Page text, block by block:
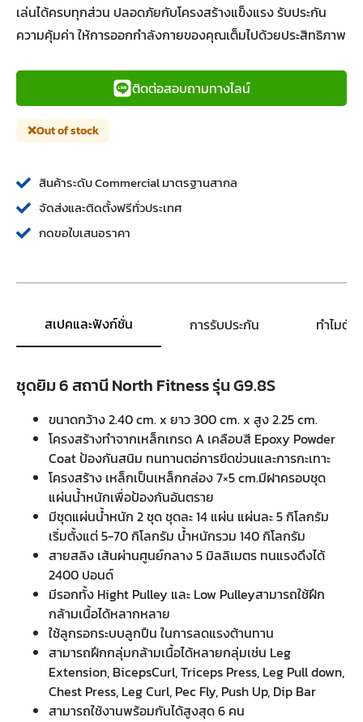
เล่นได้ครบทุกส่วน ปลอดภัยกับโครงสร้างแข็งแรง รับประกัน
ความคุ้มค่า ให้การออกกำลังกายของคุณเต็มไปด้วยประสิทธิภาพ
ติดต่อสอบถามทางไลน์
Out of stock
สินค้าระดับ Commercial มาตรฐานสากล
จัดส่งและติดตั้งฟรีทั่วประเทศ
กดขอใบเสนอราคา
สเปคและฟังก์ชั่น การรับประกัน ทำไมต้
ชุดยิม 6 สถานี North Fitness รุ่น G9.8S
ขนาดกว้าง 2.40 cm. x ยาว 300 cm. x สูง 2.25 cm.
โครงสร้างทำจากเหล็กเกรด A เคลือบสี Epoxy Powder
Coat ป้องกันสนิม ทนทานตอ่การขีดข่วนและการกะเทาะ
โครงสร้าง เหล็กเป็นเหล็กกล่อง 7×5 cm.มีฝาครอบชุด
แผ่นน้ำหนักเพื่อป้องกันอันตราย
มีชุดแผ่นน้ำหนัก 2 ชุด ชุดละ 14 แผ่น แผ่นละ 5 กิโลกรัม
เริ่มตั้งแต่ 5-70 กิโลกรัม น้ำหนักรวม 140 กิโลกรัม
สายสลิง เส้นผ่านศูนย์กลาง 5 มิลลิเมตร ทนแรงดึงได้
2400 ปอนด์
มีรอกทั้ง Hight Pulley และ Low Pulleyสามารถใช้ฝึก
กล้ามเนื้อได้หลากหลาย
ใช้ลูกรอกระบบลูกปืน ในการลดแรงต้านทาน
สามารถฝึกกลุ่มกล้ามเนื้อได้หลายกลุ่มเช่น Leg
Extension, BicepsCurl, Triceps Press, Leg Pull down,
Chest Press, Leg Curl, Pec Fly, Push Up, Dip Bar
สามารถใช้งานพร้อมกันได้สูงสุด 6 คน